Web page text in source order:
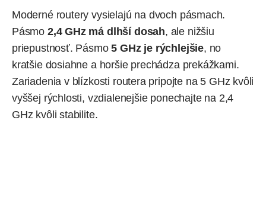
Moderné routery vysielajú na dvoch pásmach.
Pásmo 2,4 GHz má dlhší dosah, ale nižšiu
priepustnosť. Pásmo5 GHz je rýchlejšie, no
kratšie dosiahne a horšie prechádza prekážkami.
Zariadenia v blízkosti routera pripojte na 5 GHz kvôli
vyššej rýchlosti, vzdialenejšie ponechajte na 2,4
GHz kvôli stabilite.